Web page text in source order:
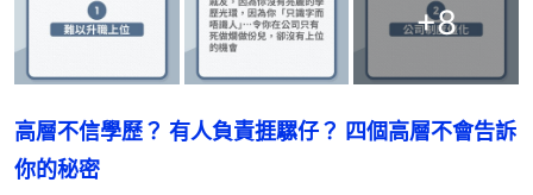
+8
高層不信學歷？ 有人負責捱騾仔？ 四個高層不會告訴
你的秘密